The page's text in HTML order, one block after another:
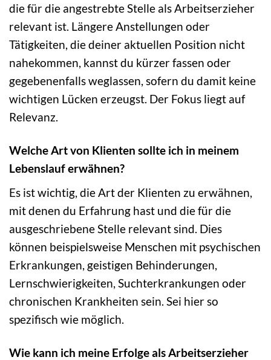
die für die angestrebte Stelle als Arbeitserzieher
relevant ist. Längere Anstellungen oder
Tätigkeiten, die deiner aktuellen Position nicht
nahekommen, kannst du kürzer fassen oder
gegebenenfalls weglassen, sofern du damit keine
wichtigen Lücken erzeugst. Der Fokus liegt auf
Relevanz.
Welche Art von Klienten sollte ich in meinem
Lebenslauf erwähnen?
Es ist wichtig, die Art der Klienten zu erwähnen,
mit denen du Erfahrung hast und die für die
ausgeschriebene Stelle relevant sind. Dies
können beispielsweise Menschen mit psychischen
Erkrankungen, geistigen Behinderungen,
Lernschwierigkeiten, Suchterkrankungen oder
chronischen Krankheiten sein. Sei hier so
spezifisch wie möglich.
Wie kann ich meine Erfolge als Arbeitserzieher